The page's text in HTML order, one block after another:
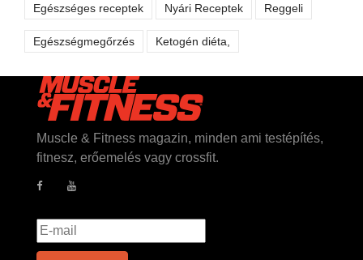
Egészséges receptek Nyári Receptek Reggeli
Egészségmegőrzés Ketogén diéta,
Muscle & Fitness magazin, minden ami testépítés,
fitnesz, erőemelés vagy crossfit.